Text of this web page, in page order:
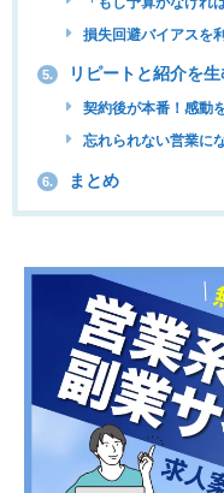
損失回避バイアスを
5. リピートと紹介を
契約後が本番！感動
忘れられない営業に
6. まとめ